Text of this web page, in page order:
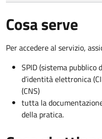
Cosa serve
Per accedere al servizio,
SPID (sistema
d’identità elettronica
(CNS)
tutta la
della pratica.